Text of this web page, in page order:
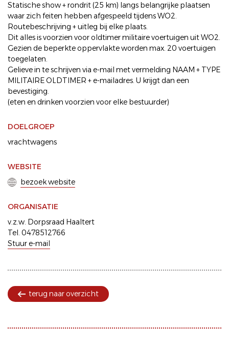
Statische show + rondrit (25 km) langs belangrijke plaatsen
waar zich feiten hebben afgespeeld tijdens WO2.
Routebeschrijving + uitleg bij elke plaats.
Dit alles is voorzien voor oldtimer militaire voertuigen uit WO2.
Gezien de beperkte oppervlakte worden max. 20 voertuigen
toegelaten.
Gelieve in te schrijven via e-mail met vermelding NAAM + TYPE
MILITAIRE OLDTIMER + e-mailadres. U krijgt dan een
bevestiging.
(eten en drinken voorzien voor elke bestuurder)
DOELGROEP
vrachtwagens
WEBSITE
bezoek website
ORGANISATIE
v.z.w. Dorpsraad Haaltert
Tel. 0478512766
Stuur e-mail
terug naar overzicht